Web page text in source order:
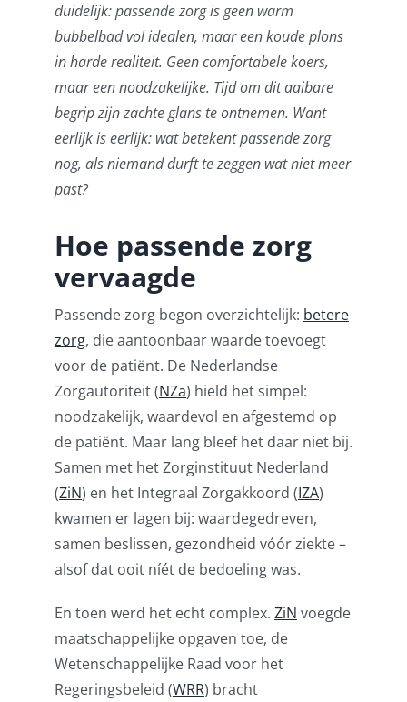
duidelijk: passende zorg is geen warm
bubbelbad vol idealen, maar een koude plons
in harde realiteit. Geen comfortabele koers,
maar een noodzakelijke. Tijd om dit aaibare
begrip zijn zachte glans te ontnemen. Want
eerlijk is eerlijk: wat betekent passende zorg
nog, als niemand durft te zeggen wat niet meer
past?
Hoe passende zorg
vervaagde
Passende zorg begon overzichtelijk: betere
zorg, die aantoonbaar waarde toevoegt
voor de patiënt. De Nederlandse
Zorgautoriteit (NZa) hield het simpel:
noodzakelijk, waardevol en afgestemd op
de patiënt. Maar lang bleef het daar niet bij.
Samen met het Zorginstituut Nederland
(ZiN) en het Integraal Zorgakkoord (IZA)
kwamen er lagen bij: waardegedreven,
samen beslissen, gezondheid vóór ziekte –
alsof dat ooit níét de bedoeling was.
En toen werd het echt complex. ZiN voegde
maatschappelijke opgaven toe, de
Wetenschappelijke Raad voor het
Regeringsbeleid (WRR) bracht